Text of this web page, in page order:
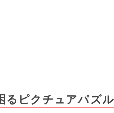
るピクチュアパズル